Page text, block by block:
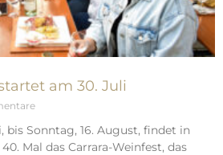
am 30. Juli
bis Sonntag, 16. August, findet in
Mal das Carrara-Weinfest, das